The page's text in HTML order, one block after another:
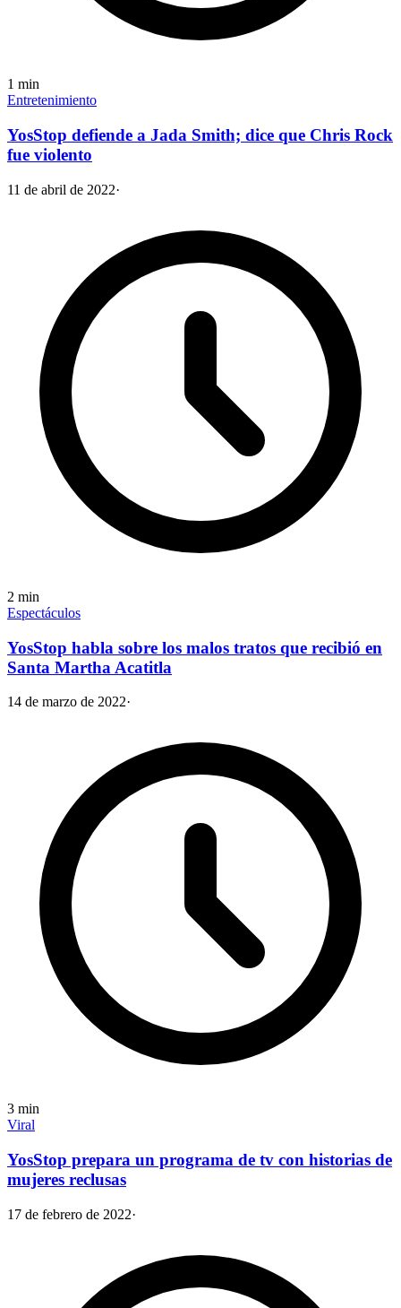
1 min
Entretenimiento
YosStop defiende a Jada Smith; dice que Chris Rock
fue violento
11 de abril de 2022·
2 min
Espectáculos
YosStop habla sobre los malos tratos que recibió en
Santa Martha Acatitla
14 de marzo de 2022·
3 min
Viral
YosStop prepara un programa de tv con historias de
mujeres reclusas
17 de febrero de 2022·